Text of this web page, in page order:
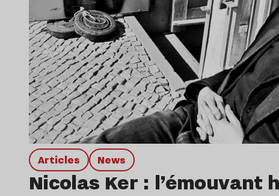
Articles news
Nicolas Ker : l’émouvant